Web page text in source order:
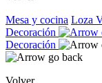
Mesa y cocina Loza
Decoración
Decoración
Volver